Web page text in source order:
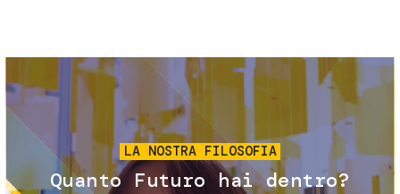
Immagine
LA NOSTRA FILOSOFIA
Quanto Futuro hai dentro?